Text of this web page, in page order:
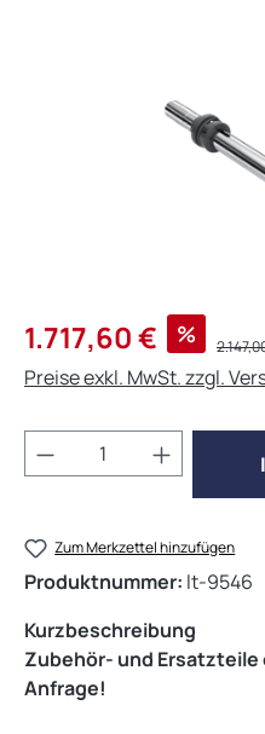
Verkaufspreis:
1.717,60 € %
Preise exkl. MwSt. zzgl.
Produkt Anzahl:
Zum Merkzettel hinzufügen
Produktnummer: lt-9546
Kurzbeschreibung
Zubehör- und
Anfrage!